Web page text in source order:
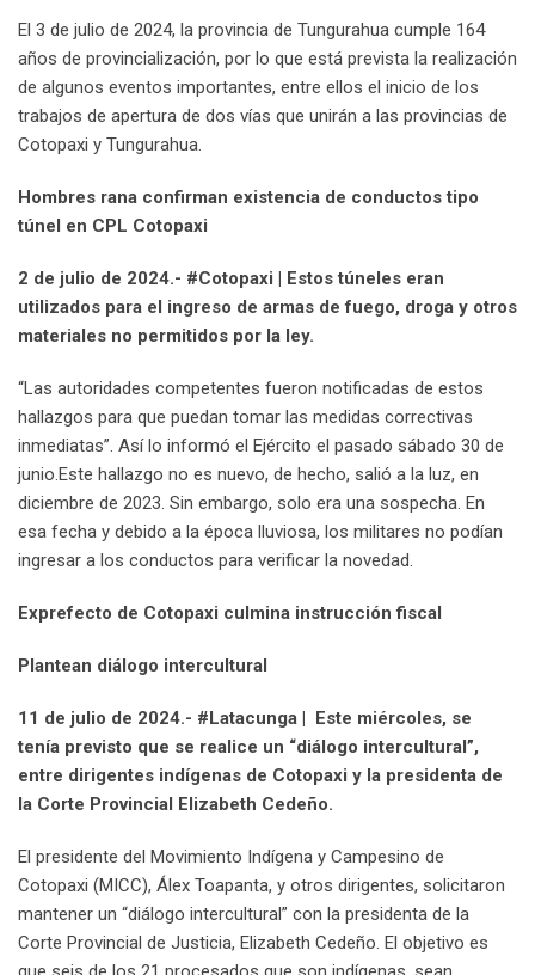
El 3 de julio de 2024, la provincia de Tungurahua cumple 164
años de provincialización, por lo que está prevista la realización
de algunos eventos importantes, entre ellos el inicio de los
trabajos de apertura de dos vías que unirán a las provincias de
Cotopaxi y Tungurahua.
Hombres rana confirman existencia de conductos tipo
túnel en CPL Cotopaxi
2 de julio de 2024.- #Cotopaxi | Estos túneles eran
utilizados para el ingreso de armas de fuego, droga y otros
materiales no permitidos por la ley.
“Las autoridades competentes fueron notificadas de estos
hallazgos para que puedan tomar las medidas correctivas
inmediatas”. Así lo informó el Ejército el pasado sábado 30 de
junio.Este hallazgo no es nuevo, de hecho, salió a la luz, en
diciembre de 2023. Sin embargo, solo era una sospecha. En
esa fecha y debido a la época lluviosa, los militares no podían
ingresar a los conductos para verificar la novedad.
Exprefecto de Cotopaxi culmina instrucción fiscal
Plantean diálogo intercultural
11 de julio de 2024.- #Latacunga | Este miércoles, se
tenía previsto que se realice un “diálogo intercultural”,
entre dirigentes indígenas de Cotopaxi y la presidenta de
la Corte Provincial Elizabeth Cedeño.
El presidente del Movimiento Indígena y Campesino de
Cotopaxi (MICC), Álex Toapanta, y otros dirigentes, solicitaron
mantener un “diálogo intercultural” con la presidenta de la
Corte Provincial de Justicia, Elizabeth Cedeño. El objetivo es